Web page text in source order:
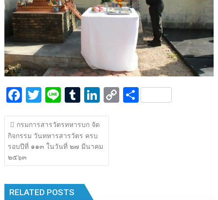
k k
F
ac
e
b
o
o
k
T
w
itt
er
Li
n
e
T
u
m
bl
Li
n
e
n
C S
แนะแนว
เรื่อง
กรมการสารวัตรทหารบก จัด
กิจกรรม วันทหารสารวัตร ครบ
รอบปีที่ ๑๑๓ ในวันที่ ๒๗ มีนาคม
๒๕๖๓
RELATED POSTS